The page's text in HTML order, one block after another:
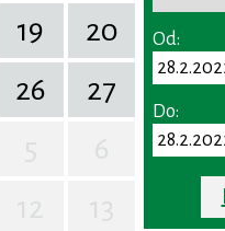
19
20
26
27
Od:
Do: